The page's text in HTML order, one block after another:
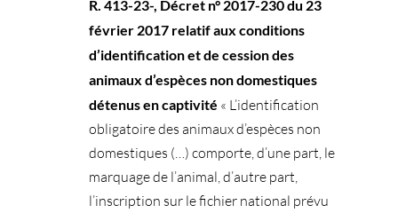
R. 413-23-, Décret n° 2017-230 du 23
février 2017 relatif aux conditions
d’identification et de cession des
animaux d’espèces non domestiques
détenus en captivité « L’identification
obligatoire des animaux d’espèces non
domestiques (…) comporte, d’une part, le
marquage de l’animal, d’autre part,
l’inscription sur le fichier national prévu